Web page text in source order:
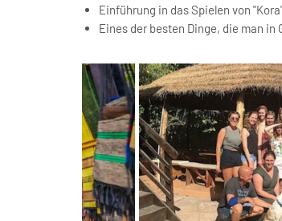
Einführung in das Spielen von
Eines der besten Dinge, die man in